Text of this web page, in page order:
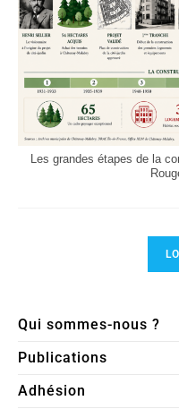
Les grandes étapes de la
Qui sommes-nous ?
Publications
Adhésion